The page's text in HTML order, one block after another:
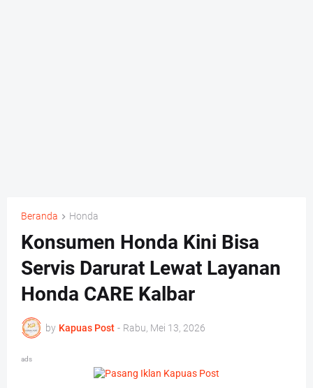
Beranda Honda
Konsumen Honda Kini Bisa
Servis Darurat Lewat Layanan
Honda CARE Kalbar
by Kapuas Post - Rabu, Mei 13, 2026
ads